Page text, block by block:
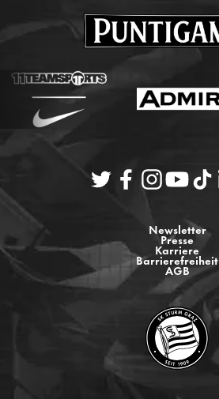
Newsletter
Presse
Karriere
Barrierefreiheit
AGB